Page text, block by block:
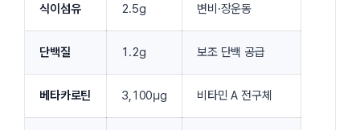
식이섬유 2.5g 변비·장운동
단백질 1.2g 보조 단백 공급
베타카로틴 3,100µg 비타민 A 전구체